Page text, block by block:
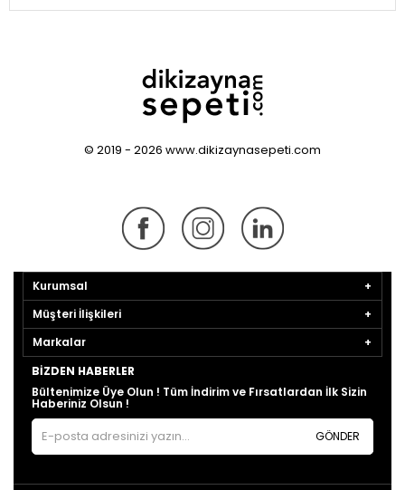
© 2019 - 2026 www.dikizaynasepeti.com
Kurumsal
Müşteri İlişkileri
Markalar
BIZDEN HABERLER
Bültenimize Üye Olun ! Tüm İndirim ve Fırsatlardan İlk Sizin
Haberiniz Olsun !
GÖNDER